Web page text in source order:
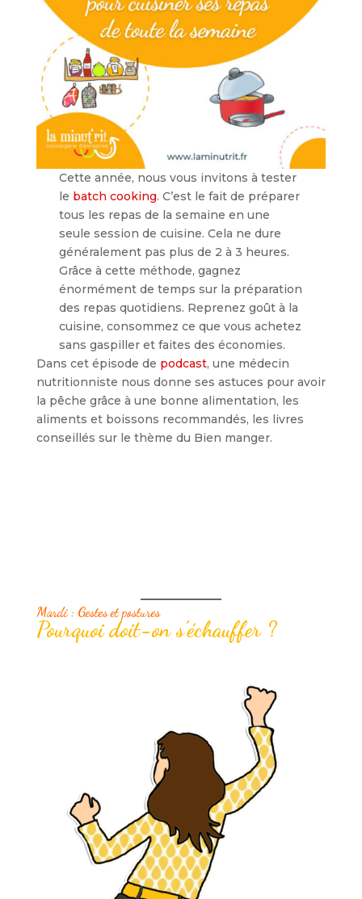
Cette année, nous vous invitons à tester
le batch cooking. C’est le fait de préparer
tous les repas de la semaine en une
seule session de cuisine. Cela ne dure
généralement pas plus de 2 à 3 heures.
Grâce à cette méthode, gagnez
énormément de temps sur la préparation
des repas quotidiens. Reprenez goût à la
cuisine, consommez ce que vous achetez
sans gaspiller et faites des économies.
Dans cet épisode de podcast, une médecin
nutritionniste nous donne ses astuces pour avoir
la pêche grâce à une bonne alimentation, les
aliments et boissons recommandés, les livres
conseillés sur le thème du Bien manger.
Mardi : Gestes et postures
Pourquoi doit-on s’échauffer ?